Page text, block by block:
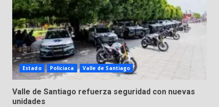
Estado Policiaca Valle de Santiago
Valle de Santiago refuerza seguridad con nuevas
unidades